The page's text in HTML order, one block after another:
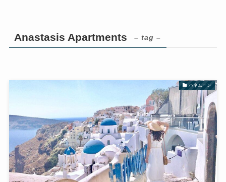
Anastasis Apartments – tag –
ハネムーン